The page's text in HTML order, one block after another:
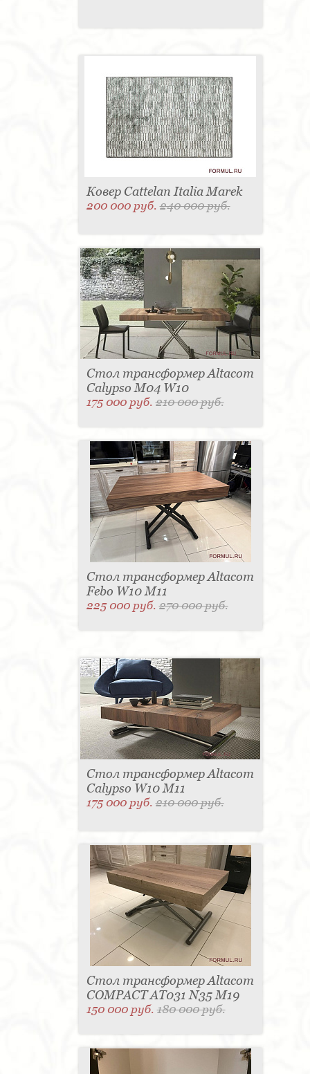
Ковер Cattelan Italia Marek
200 000 руб.240 000 руб.
Стол трансформер Altacom
Calypso M04 W10
175 000 руб.210 000 руб.
Стол трансформер Altacom
Febo W10 M11
225 000 руб.270 000 руб.
Стол трансформер Altacom
Calypso W10 M11
175 000 руб.210 000 руб.
Стол трансформер Altacom
COMPACT AT031 N35 M19
150 000 руб.180 000 руб.